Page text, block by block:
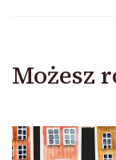
Możesz